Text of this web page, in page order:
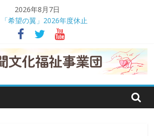
2026年8月7日
「希望の翼」2026年度休止
熊本地震義援金受け付け
茨城日産自動車が交通遺児支援
理事会で事業報告や決算を承認
交通遺児支援に役立てて